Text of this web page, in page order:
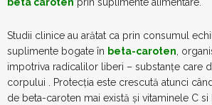
Studii clinice au arătat ca prin consumul
suplimente bogate în beta-caroten ,
impotriva radicalilor liberi – substanțe care
corpului . Protecția este crescută atunci
de beta-caroten mai există și vitaminele C si